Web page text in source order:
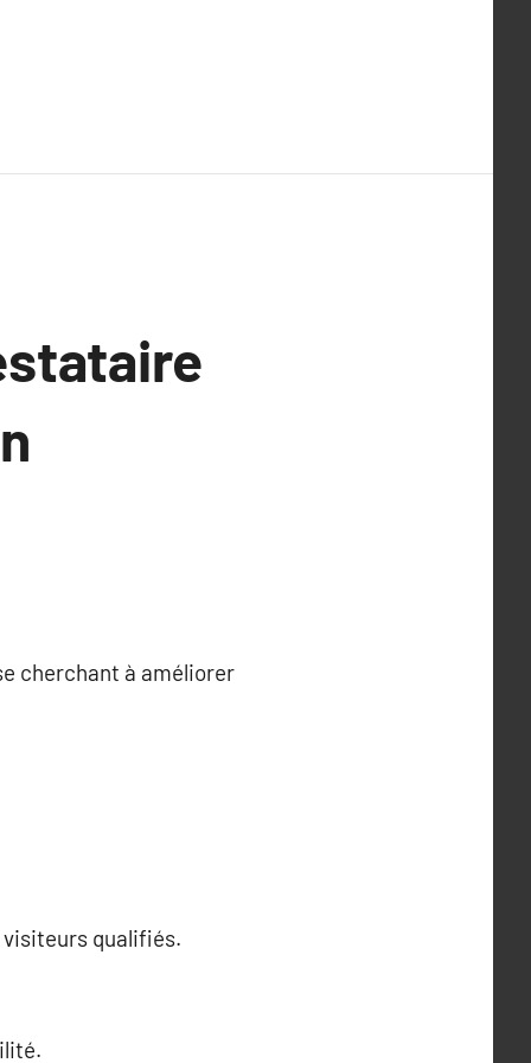
cherchant à améliorer
visiteurs qualifiés.